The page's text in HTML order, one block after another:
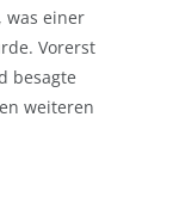
was einer
Vorerst
besagte
weiteren